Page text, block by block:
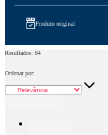
Produto original
Resultados: 84
Ordenar por: